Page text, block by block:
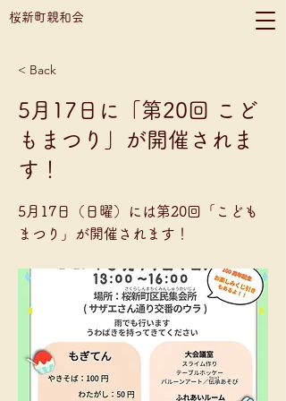
桜新町親和会
< Back
5月17日に「第20回 こど
もまつり」が開催されま
す！
5月17日（日曜）には第20回「こども
まつり」が開催されます！